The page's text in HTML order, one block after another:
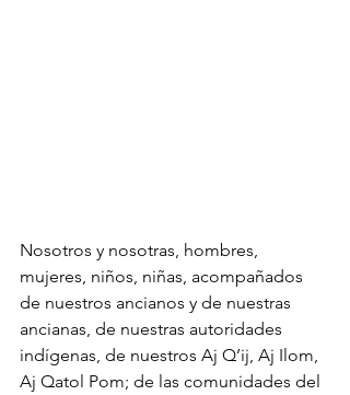
Nosotros y nosotras, hombres,
mujeres, niños, niñas, acompañados
de nuestros ancianos y de nuestras
ancianas, de nuestras autoridades
indígenas, de nuestros Aj Q’ij, Aj Ilom,
Aj Qatol Pom; de las comunidades del